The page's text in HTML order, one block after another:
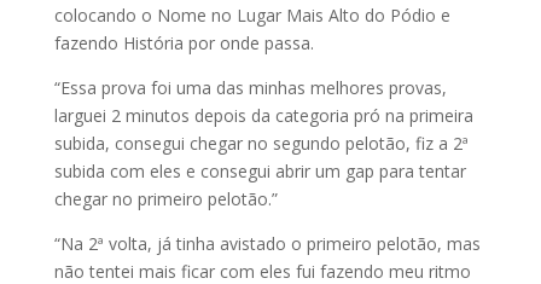
colocando o Nome no Lugar Mais Alto do Pódio e
fazendo História por onde passa.
“Essa prova foi uma das minhas melhores provas,
larguei 2 minutos depois da categoria pró na primeira
subida, consegui chegar no segundo pelotão, fiz a 2ª
subida com eles e consegui abrir um gap para tentar
chegar no primeiro pelotão.”
“Na 2ª volta, já tinha avistado o primeiro pelotão, mas
não tentei mais ficar com eles fui fazendo meu ritmo